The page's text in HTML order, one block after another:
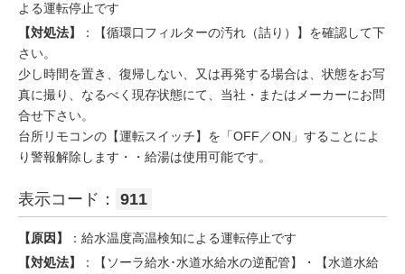
よる運転停止です
【対処法】
：【循環口フィルターの汚れ（詰り）】を確認して下
さい。
少し時間を置き、復帰しない、又は再発する場合は、状態をお写
真に撮り、なるべく現存状態にて、当社・またはメーカーにお問
合せ下さい。
台所リモコンの【運転スイッチ】を「OFF／ON」することによ
り警報解除します・・給湯は使用可能です。
表示コード： 911
【原因】
：給水温度高温検知による運転停止です
【対処法】
：【ソーラ給水･水道水給水の逆配管】・【水道水給